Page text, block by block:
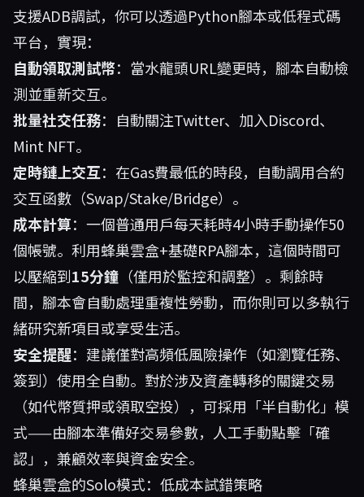
支援ADB調試，你可以透過Python腳本或低程式碼
平台，實現：
自動領取測試幣：當水龍頭URL變更時，腳本自動檢
測並重新交互。
批量社交任務：自動關注Twitter、加入Discord、
Mint NFT。
定時鏈上交互：在Gas費最低的時段，自動調用合約
交互函數（Swap/Stake/Bridge）。
成本計算：一個普通用戶每天耗時4小時手動操作50
個帳號。利用蜂巢雲盒+基礎RPA腳本，這個時間可
以壓縮到15分鐘 （僅用於監控和調整）。剩餘時
間，腳本會自動處理重複性勞動，而你則可以多執行
緒研究新項目或享受生活。
安全提醒：建議僅對高頻低風險操作（如瀏覽任務、
簽到）使用全自動。對於涉及資產轉移的關鍵交易
（如代幣質押或領取空投），可採用「半自動化」模
式——由腳本準備好交易參數，人工手動點擊「確
認」，兼顧效率與資金安全。
蜂巢雲盒的Solo模式：低成本試錯策略